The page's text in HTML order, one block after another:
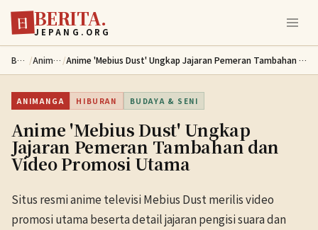
Lewati ke konten utama
日 BERITA.
JEPANG.ORG
Berita / Animanga / Anime 'Mebius Dust' Ungkap Jajaran Pemeran Tambahan dan Video Promosi Utama
ANIMANGA HIBURAN BUDAYA & SENI
Anime 'Mebius Dust' Ungkap
Jajaran Pemeran Tambahan dan
Video Promosi Utama
Situs resmi anime televisi Mebius Dust merilis video
promosi utama beserta detail jajaran pengisi suara dan